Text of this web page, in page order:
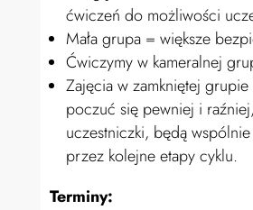
ćwiczeń do możliwości
Mała grupa = większe
Ćwiczymy w kameralnej
Zajęcia w zamkniętej
poczuć się pewniej i
uczestniczki, będą
przez kolejne etapy cyklu.
Terminy: